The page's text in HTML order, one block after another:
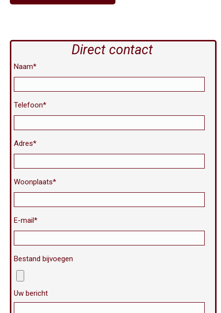
Direct contact
Naam*
Telefoon*
Adres*
Woonplaats*
E-mail*
Bestand bijvoegen
Uw bericht